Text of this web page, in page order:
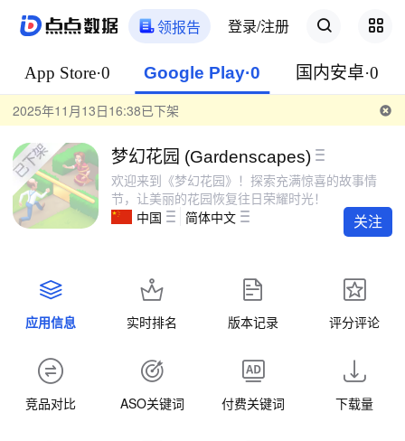
领报告 登录/注册
App Store·0 Google Play·0 国内安卓·0
2025年11月13日16:38已下架
梦幻花园 (Gardenscapes)
欢迎来到《梦幻花园》！探索充满惊喜的故事情
节，让美丽的花园恢复往日荣耀时光！
中国
简体中文 关注
应用信息 实时排名 版本记录 评分评论
竞品对比 ASO关键词 付费关键词 下载量